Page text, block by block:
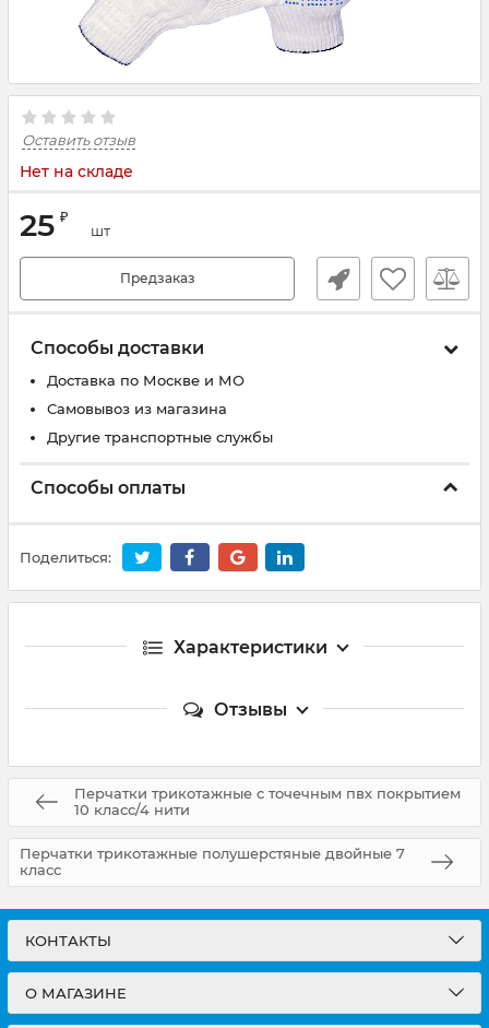
Оставить отзыв
Нет на складе
25 ₽
шт
Предзаказ
Способы доставки
Доставка по Москве и МО
Самовывоз из магазина
Другие транспортные службы
Способы оплаты
Поделиться:
Характеристики
Отзывы
Перчатки трикотажные с точечным пвх покрытием
10 класс/4 нити
Перчатки трикотажные полушерстяные двойные 7
класс
КОНТАКТЫ
О МАГАЗИНЕ